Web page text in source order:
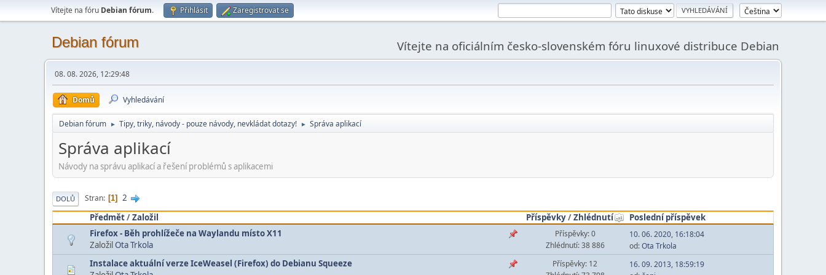
Vítejte na fóru Debian fórum. Přihlásit Zaregistrovat se
Debian fórum Vítejte na oficiálním česko-slovenském fóru linuxové distribuce Debian
08. 08. 2026, 12:29:48
Domů Vyhledávání
Debian fórum ► Tipy, triky, návody - pouze návody, nevkládat dotazy! ► Správa aplikací
Správa aplikací
Návody na správu aplikací a řešení problémů s aplikacemi
DOLŮ Stran 1
2
Předmět/Založil Příspěvky/Zhlédnutí
Poslední příspěvek
Firefox - Běh prohlížeče na Waylandu místo X11
Založil Ota Trkola
Příspěvky: 0
Zhlédnutí: 38 886
10. 06. 2020, 16:18:04
od:Ota Trkola
Instalace aktuální verze IceWeasel (Firefox) do Debianu Squeeze
Příspěvky: 12
16. 09. 2013, 18:59:19